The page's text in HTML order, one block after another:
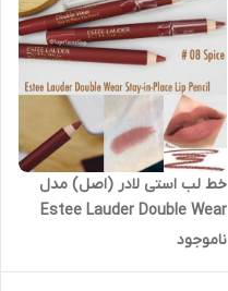
خط لب استی لادر (اصل) مدل
Estee Lauder Double Wear
Stay in place Lip Pencil
ناموجود